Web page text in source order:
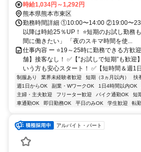
時給1,034円～1,292円
熊本県熊本市東区
勤務時間詳細 ①10:00〜14:00 ②19:00〜
以降は時給25％UP！ ⭐短期のお試し勤務
間に働きたい」 「夜のスキマ時間を使...
仕事内容 ー ⭐19～25時に勤務できる方歓
舗】接客なし！ ✅【”お試しで短期”も歓
いう方も安心スタート！ ✅【短時間＆週1
制服あり 業界未経験者歓迎 短期（3ヵ月以内） 扶
週1日からOK
副業・WワークOK 1日4時間以内OK
主婦・主夫歓迎
フリーター歓迎 バイク通勤OK 短
車通勤OK
即日勤務OK 平日のみOK 学生歓迎 転
アルバイト・パート